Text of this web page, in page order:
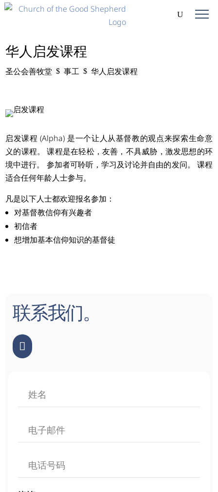
华人启发课程
圣公会善牧堂 $ 事工 $ 华人启发课程
启发课程 (Alpha) 是一个让人从基督教的观点来探索生命意
义的课程。 课程是在轻松，友善，不具威胁，激发思想的环
境中进行。 参加者可聆听，学习及讨论并自由的发问。 课程
适合任何年龄人士参与。
凡是以下人士都欢迎报名参加：
对基督教信仰有兴趣者
初信者
想增加基本信仰知识的基督徒
联系我们。
